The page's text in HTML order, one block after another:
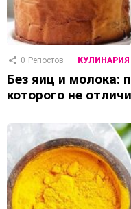
0 Репостов КУЛИНАРИЯ
Без яиц и молока:
которого не